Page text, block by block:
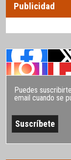
Publicidad
Puedes
email cuando se